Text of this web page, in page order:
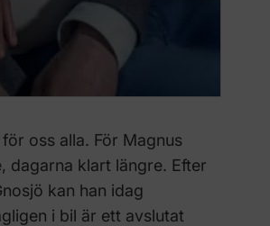
oss alla. För Magnus
dagarna klart längre. Efter
kan han idag
i bil är ett avslutat